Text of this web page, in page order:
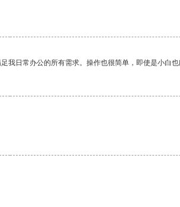
日常办公的所有需求。操作也很简单，即使是小白也